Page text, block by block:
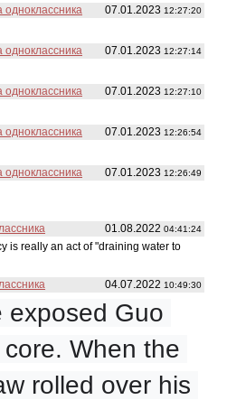
07.01.2023 12:27:20
одноклассника
07.01.2023 12:27:14
одноклассника
07.01.2023 12:27:10
одноклассника
07.01.2023 12:26:54
одноклассника
07.01.2023 12:26:49
одноклассника
01.08.2022 04:41:24
is really an act of "draining water to
04.07.2022 10:49:30
exposed Guo
When the
rolled over his